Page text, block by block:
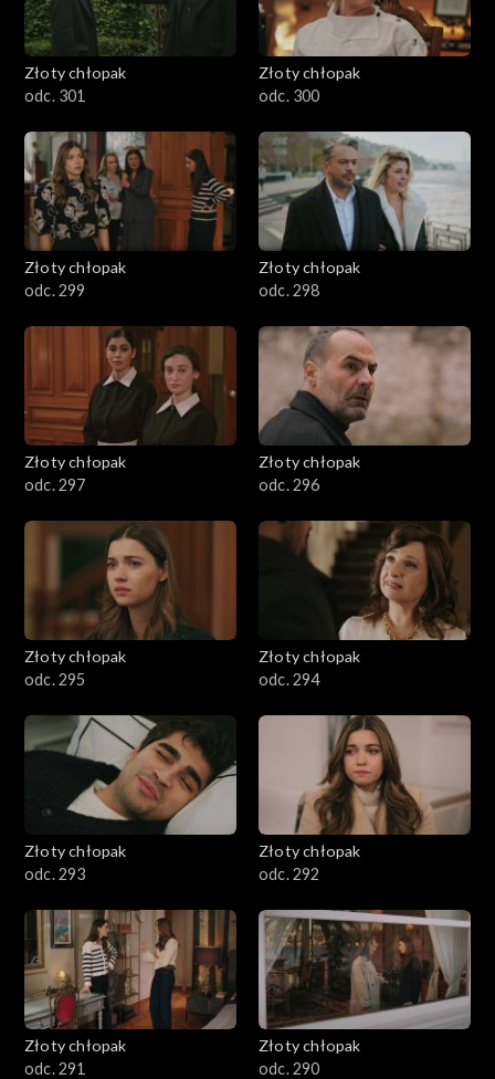
Złoty chłopak
odc. 301
Złoty chłopak
odc. 300
Złoty chłopak
odc. 299
Złoty chłopak
odc. 298
Złoty chłopak
odc. 297
Złoty chłopak
odc. 296
Złoty chłopak
odc. 295
Złoty chłopak
odc. 294
Złoty chłopak
odc. 293
Złoty chłopak
odc. 292
Złoty chłopak
odc. 291
Złoty chłopak
odc. 290